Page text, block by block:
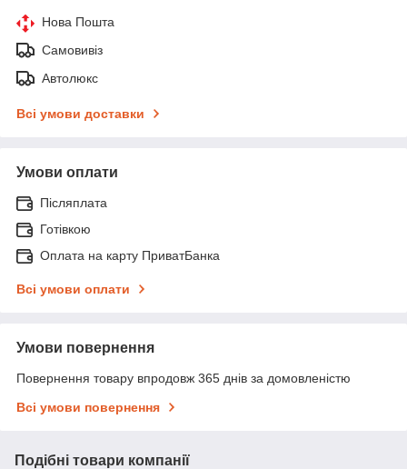
Нова Пошта
Самовивіз
Автолюкс
Всі умови доставки
Умови оплати
Післяплата
Готівкою
Оплата на карту ПриватБанка
Всі умови оплати
Умови повернення
Повернення товару впродовж 365 днів за домовленістю
Всі умови повернення
Подібні товари компанії